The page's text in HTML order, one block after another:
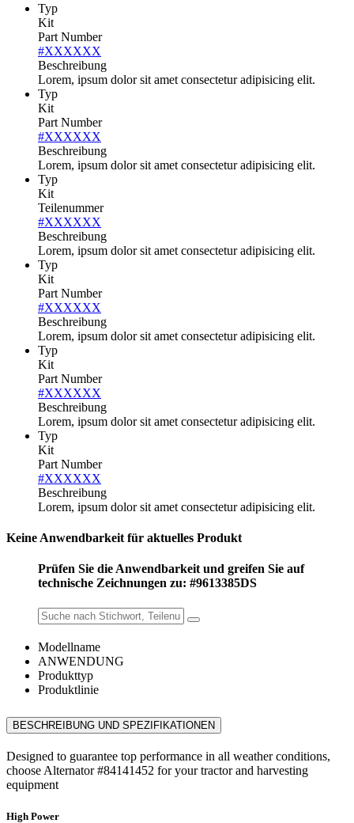
Typ
Kit
Part Number
#XXXXXX
Beschreibung
Lorem, ipsum dolor sit amet consectetur adipisicing elit.
Typ
Kit
Part Number
#XXXXXX
Beschreibung
Lorem, ipsum dolor sit amet consectetur adipisicing elit.
Typ
Kit
Teilenummer
#XXXXXX
Beschreibung
Lorem, ipsum dolor sit amet consectetur adipisicing elit.
Typ
Kit
Part Number
#XXXXXX
Beschreibung
Lorem, ipsum dolor sit amet consectetur adipisicing elit.
Typ
Kit
Part Number
#XXXXXX
Beschreibung
Lorem, ipsum dolor sit amet consectetur adipisicing elit.
Typ
Kit
Part Number
#XXXXXX
Beschreibung
Lorem, ipsum dolor sit amet consectetur adipisicing elit.
Keine Anwendbarkeit für aktuelles Produkt
Prüfen Sie die Anwendbarkeit und greifen Sie auf
technische Zeichnungen zu: #9613385DS
Modellname
ANWENDUNG
Produkttyp
Produktlinie
BESCHREIBUNG UND SPEZIFIKATIONEN
Designed to guarantee top performance in all weather conditions,
choose Alternator #84141452 for your tractor and harvesting
equipment
High Power